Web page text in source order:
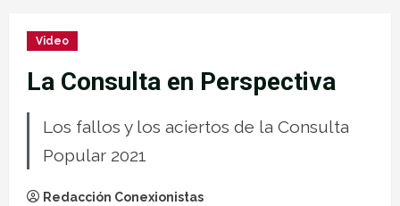
Video
La Consulta en Perspectiva
Los fallos y los aciertos de la Consulta
Popular 2021
Redacción Conexionistas